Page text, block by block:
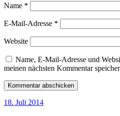
Name *
E-Mail-Adresse *
Website
Name, E-Mail-Adresse und
meinen nächsten Kommentar
18. Juli 2014